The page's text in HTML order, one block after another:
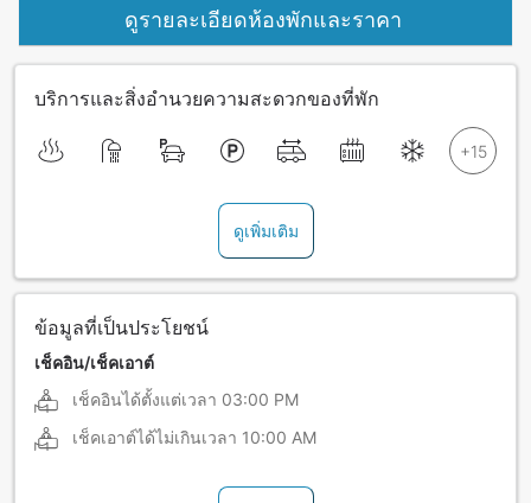
ดูรายละเอียดห้องพักและราคา
บริการและสิ่งอำนวยความสะดวกของที่พัก
ดูเพิ่มเติม
ข้อมูลที่เป็นประโยชน์
เช็คอิน/เช็คเอาต์
เช็คอินได้ตั้งแต่เวลา 03:00 PM
เช็คเอาต์ได้ไม่เกินเวลา 10:00 AM